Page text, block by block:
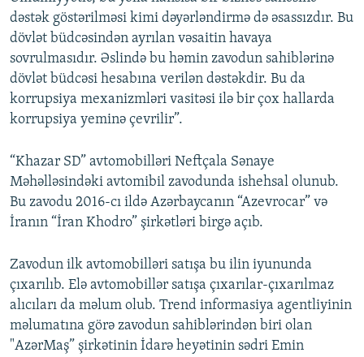
dəstək göstərilməsi kimi dəyərləndirmə də əsassızdır. Bu
dövlət büdcəsindən ayrılan vəsaitin havaya
sovrulmasıdır. Əslində bu həmin zavodun sahiblərinə
dövlət büdcəsi hesabına verilən dəstəkdir. Bu da
korrupsiya mexanizmləri vasitəsi ilə bir çox hallarda
korrupsiya yeminə çevrilir”.
“Khazar SD” avtomobilləri Neftçala Sənaye
Məhəlləsindəki avtomibil zavodunda ishehsal olunub.
Bu zavodu 2016-cı ildə Azərbaycanın “Azevrocar” və
İranın “İran Khodro” şirkətləri birgə açıb.
Zavodun ilk avtomobilləri satışa bu ilin iyununda
çıxarılıb. Elə avtomobillər satışa çıxarılar-çıxarılmaz
alıcıları da məlum olub. Trend informasiya agentliyinin
məlumatına görə zavodun sahiblərindən biri olan
"AzərMaş” şirkətinin İdarə heyətinin sədri Emin